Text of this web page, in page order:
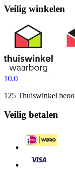
Veilig winkelen
10.0
125 Thuiswinkel
Veilig betalen